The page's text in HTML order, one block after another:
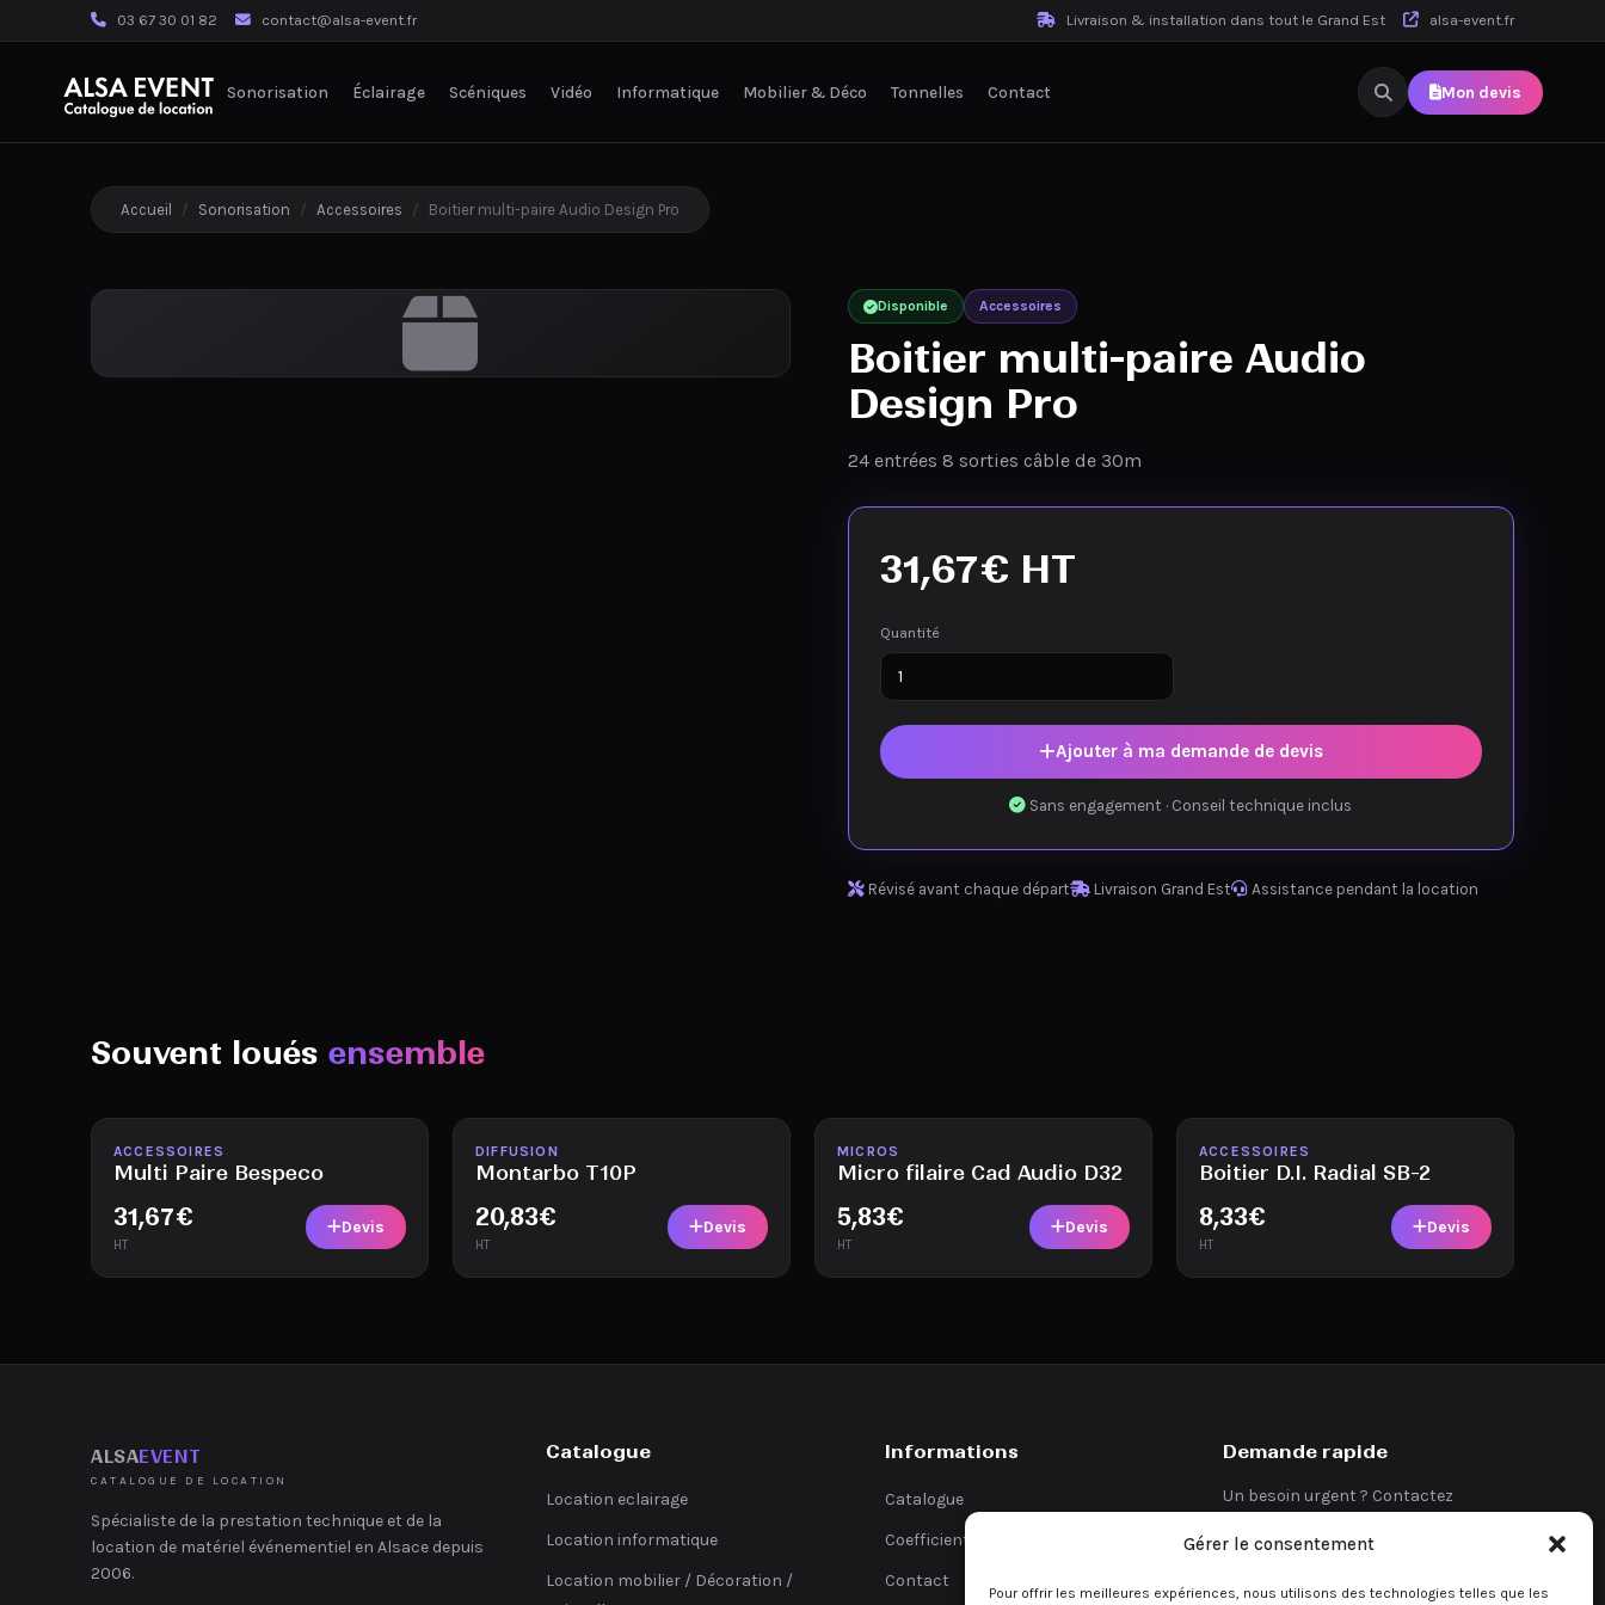
Gérer le consentement
Pour offrir les meilleures expériences, nous utilisons des technologies telles que les
03 67 30 01 82 contact@alsa-event.fr Livraison & installation dans tout le Grand Est alsa-event.fr
Sonorisation Éclairage Scéniques Vidéo Informatique Mobilier & Déco Tonnelles Contact Mon devis
Accueil / Sonorisation / Accessoires / Boitier multi-paire Audio Design Pro
Disponible Accessoires
Boitier multi-paire Audio
Design Pro
24 entrées 8 sorties câble de 30m
31,67€ HT
Quantité
Ajouter à ma demande de devis
Sans engagement · Conseil technique inclus
Révisé avant chaque départ Livraison Grand Est Assistance pendant la location
Souvent loués ensemble
Disponible
ACCESSOIRES
Multi Paire Bespeco
31,67€
HT
Devis
Disponible
DIFFUSION
Montarbo T10P
20,83€
HT
Devis
Disponible
MICROS
Micro filaire Cad Audio D32
5,83€
HT
Devis
Disponible
ACCESSOIRES
Boitier D.I. Radial SB-2
8,33€
HT
Devis
ALSAEVENT
CATALOGUE DE LOCATION
Spécialiste de la prestation technique et de la
location de matériel événementiel en Alsace depuis
2006.
Catalogue
Location eclairage
Location informatique
Location mobilier / Décoration /
Informations
Catalogue
Coefficients
Contact
Demande rapide
Un besoin urgent ? Contactez